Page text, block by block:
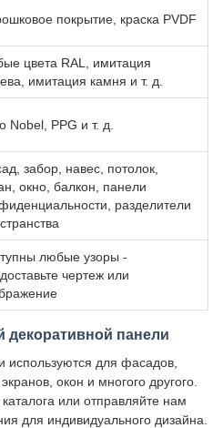
покрытие, краска PVDF
цвета RAL, имитация
имитация камня и т. д.
Nobel, PPG и т. д.
забор, навес, потолок,
окно, балкон, панели
разделители
любые узоры -
чертеж или
декоративной панели
для фасадов,
окон и многого другого.
или отправляйте нам
для индивидуального дизайна.